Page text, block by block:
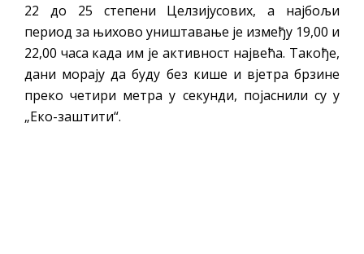
22 до 25 степени Целзијусових, а најбољи
период за њихово уништавање је између 19,00 и
22,00 часа када им је активност највећа. Такође,
дани морају да буду без кише и вјетра брзине
преко четири метра у секунди, појаснили су у
„Еко-заштити“.